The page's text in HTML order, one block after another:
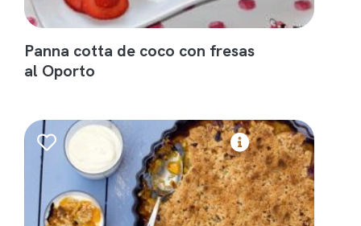
Panna cotta de coco con fresas
al Oporto